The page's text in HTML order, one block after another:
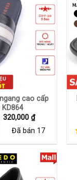
cao cấp
KD864
Giá
320,000 ₫Giá
hiện
tại
320,000 ₫.
Đã bán 17